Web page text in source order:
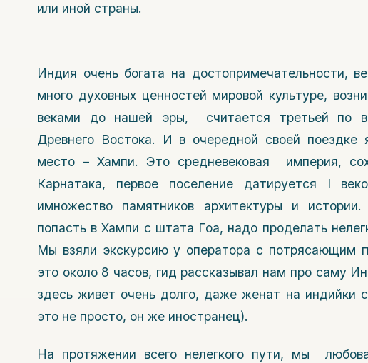
или иной страны.
Индия очень богата на достопримечательности,
много духовных ценностей мировой культуре,
веками до нашей эры, считается третьей по
Древнего Востока. И в очередной своей
место – Хампи. Это средневековая империя,
Карнатака, первое поселение датируется I
имножество памятников архитектуры и
попасть в Хампи с штата Гоа, надо проделать
Мы взяли экскурсию у оператора с потрясающим
это около 8 часов, гид рассказывал нам про саму
здесь живет очень долго, даже женат на индийки
это не просто, он же иностранец).
На протяжении всего нелегкого пути, мы